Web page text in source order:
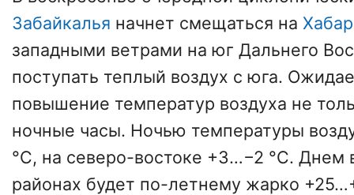
Забайкалья начнет смещаться на
западными ветрами на юг Дальнего
поступать теплый воздух с юга.
повышение температур воздуха не
ночные часы. Ночью температуры
°C, на северо-востоке +3…−2 °C. Днем
районах будет по-летнему жарко